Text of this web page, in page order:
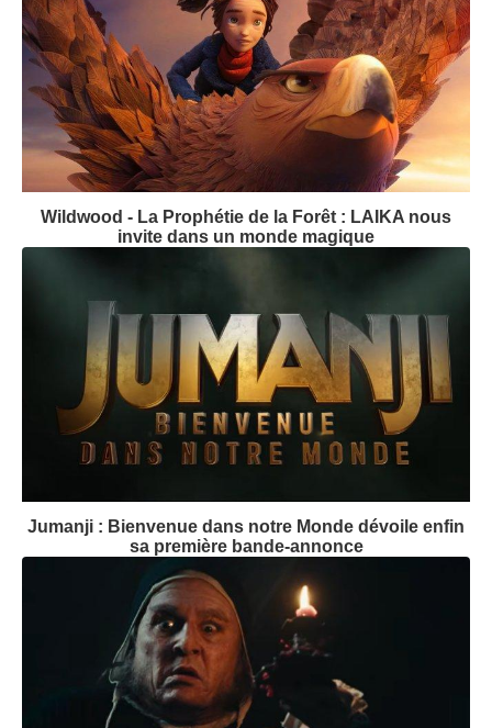
Wildwood - La Prophétie de la Forêt : LAIKA nous
invite dans un monde magique
Jumanji : Bienvenue dans notre Monde dévoile enfin
sa première bande-annonce